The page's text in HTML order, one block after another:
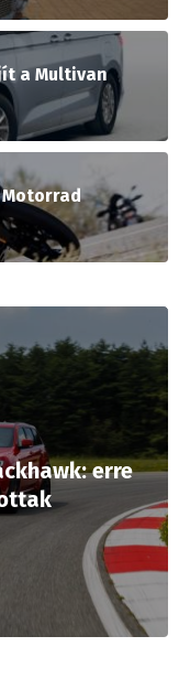
a Multivan
erre